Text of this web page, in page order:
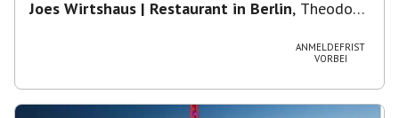
Joes Wirtshaus | Restaurant in Berlin, Theodor-
ANMELDEFRIST
VORBEI